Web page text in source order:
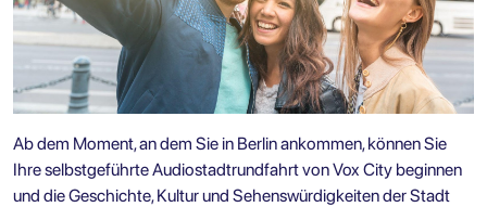
Ab dem Moment, an dem Sie in Berlin ankommen, können Sie
Ihreselbstgeführte Audiostadtrundfahrt von Vox City beginnen
und die Geschichte, Kultur und Sehenswürdigkeiten der Stadt